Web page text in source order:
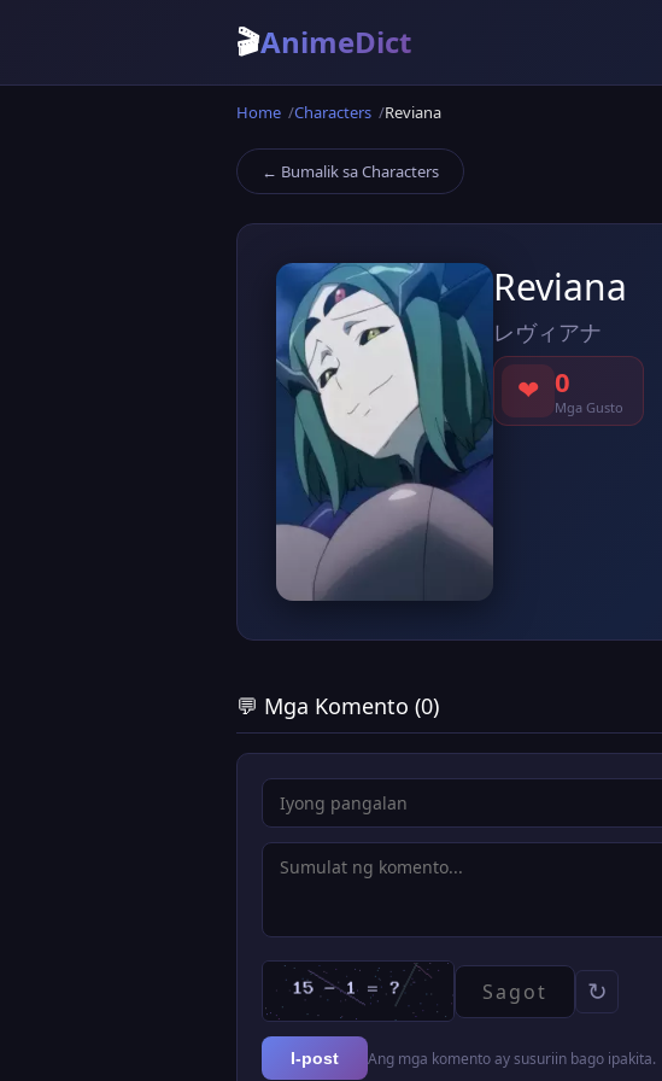
🎬AnimeDict
Home Characters Reviana
← Bumalik sa Characters
Reviana
レヴィアナ
❤ 0
Mga Gusto
💬 Mga Komento (0)
↻
I-post Ang mga komento ay susuriin bago ipakita.